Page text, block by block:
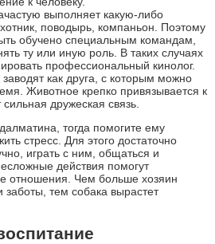
выполняет какую-либо
поводырь, компаньон. Поэтому
обучено специальным командам,
ту или иную роль. В таких случаях
профессиональный кинолог.
как друга, с которым можно
Животное крепко привязывается к
сильная дружеская связь.
тогда помогите ему
стресс. Для этого достаточно
играть с ним, общаться и
действия помогут
отношения. Чем больше хозяин
заботы, тем собака вырастет